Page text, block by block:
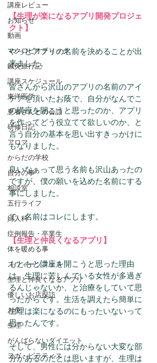
講座レビュー
お知らせ
動画
マクロビオティック
鍼灸旅行記
講座スケジュール
東洋医学
患者さんとの会話
研修日記
アロマ
からだの学校
自分の事
相談室
五行ライフ
婦人科
症例報告・卒業生
体を暖める事
スウィーツフェス
生理と仲良くなるアプリ
優しいお店探訪
お灸
生理
がんばらないダイエット
ヨガ・ピラティス
【生理が楽になるアプリ開発プロジェ
クト】
やっとアプリの名前を決めることが出
来ました。
皆さんから沢山のアプリの名前のアイ
デアを頂いたお蔭で、自分がなんでこ
の講座を開こうと思ったのか、アプリ
を作ってどう役立てて欲しいのか、と
言う自分の基本を思い出すきっかけに
もなりました。
良いなぁって思う名前も沢山あったの
ですが、僕の願いを込めた名前にする
事にしました。
で、名前はコレにします。
【生理と仲良くなるアプリ】
もともと講座を開こうと思った理由
は、生理に苦しんでいる女性が多過ぎ
るんじゃないか、と治療をしていて思
ったからです。生活を調えたら簡単に
生理は楽になるのにもったいないって
思ったんです。
そして、男性には分からない大変な部
分があるのだとは思いますが、生理は